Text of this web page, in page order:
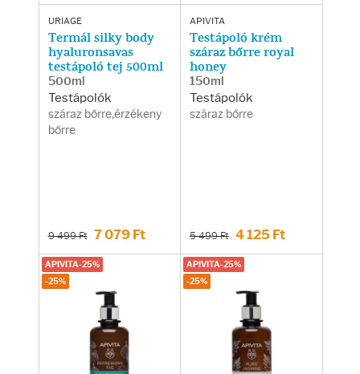
URIAGE
Termál silky body
hyaluronsavas
testápoló tej 500ml
500ml
Testápolók
száraz bőrre,érzékeny
bőrre
9 499 Ft 7 079 Ft
APIVITA
Testápoló krém
száraz bőrre royal
honey
150ml
Testápolók
száraz bőrre
5 499 Ft 4 125 Ft
APIVITA-25%
-25%
APIVITA-25%
-25%
Egészség
Orrsprayk
Torokpasztillák
Napozás után
AZ ÖSSZES TERMÉK